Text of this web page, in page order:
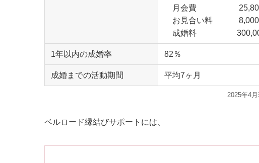
月会費 25,800
お見合い料 8,000円
成婚料 300,000円
1年以内の成婚率 82％
成婚までの活動期間 平均7ヶ月
2025年4
ベルロード縁結びサポートには、